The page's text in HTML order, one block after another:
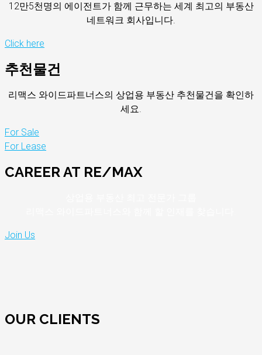
12만5천명의 에이전트가 함께 근무하는 세계 최고의 부동산
네트워크 회사입니다.
Click here
추천물건
리맥스 와이드파트너스의 상업용 부동산 추천물건을 확인하
세요.
For Sale
For Lease
CAREER AT RE/MAX
Join Us
OUR CLIENTS